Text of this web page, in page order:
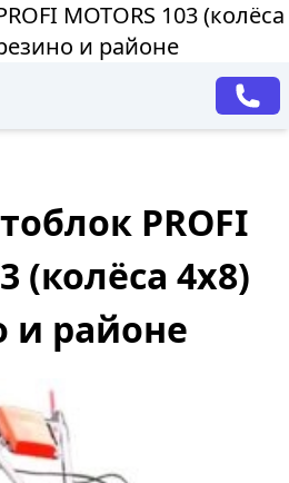
MOTORS 103 (колёса
и районе
PROFI
(колёса 4х8)
и районе